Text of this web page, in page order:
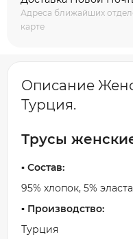
Адреса ближайших
карте
Описание
Турция.
Трусы
▪️ Состав:
95% хлопок, 5%
▪️ Производство:
Турция